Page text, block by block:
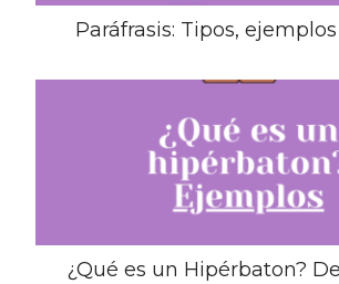
Paráfrasis: Tipos,
¿Qué es un Hipérbaton?